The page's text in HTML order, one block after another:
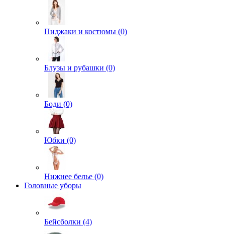
Пиджаки и костюмы (0)
Блузы и рубашки (0)
Боди (0)
Юбки (0)
Нижнее белье (0)
Головные уборы
Бейсболки (4)